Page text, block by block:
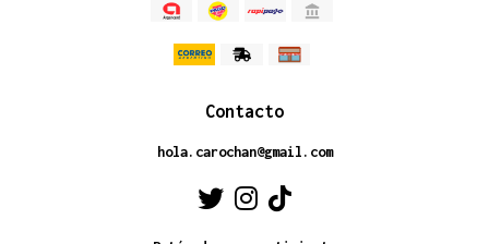
Contacto
hola.carochan@gmail.com